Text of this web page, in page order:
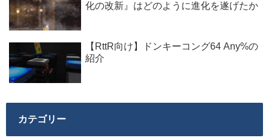
化の改新』はどのように進化を遂げたか
【RttR向け】ドンキーコング64 Any%の
紹介
カテゴリー